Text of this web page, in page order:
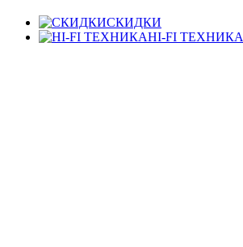
СКИДКИ
HI-FI ТЕХНИКА